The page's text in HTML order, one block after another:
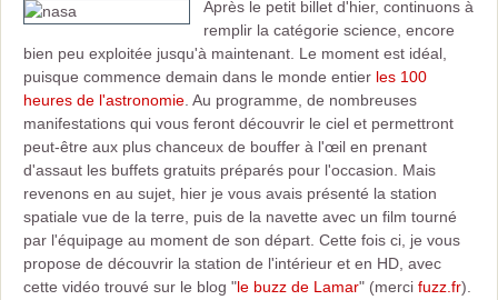
Après le petit billet d'hier, continuons à
remplir la catégorie science, encore
bien peu exploitée jusqu'à maintenant. Le moment est idéal,
puisque commence demain dans le monde entier les 100
heures de l'astronomie . Au programme, de nombreuses
manifestations qui vous feront découvrir le ciel et permettront
peut-être aux plus chanceux de bouffer à l'œil en prenant
d'assaut les buffets gratuits préparés pour l'occasion. Mais
revenons en au sujet, hier je vous avais présenté la station
spatiale vue de la terre, puis de la navette avec un film tourné
par l'équipage au moment de son départ. Cette fois ci, je vous
propose de découvrir la station de l'intérieur et en HD, avec
cette vidéo trouvé sur le blog "le buzz de Lamar" (merci fuzz.fr).